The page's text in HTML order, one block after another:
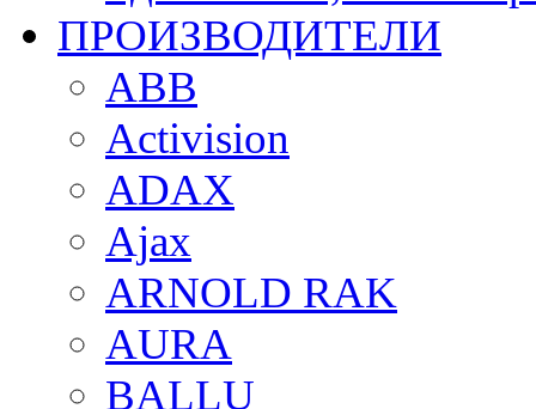
ПРОИЗВОДИТЕЛИ
ABB
Activision
ADAX
Ajax
ARNOLD RAK
AURA
BALLU